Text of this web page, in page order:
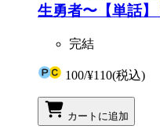
生勇者〜【単話】
完結
100/¥110(税込)
カートに追加